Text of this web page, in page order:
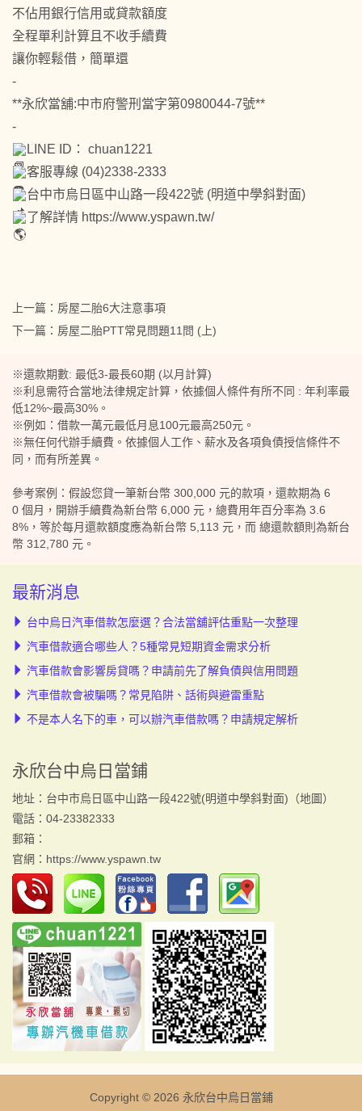
不佔用銀行信用或貸款額度
全程單利計算且不收手續費
讓你輕鬆借，簡單還
-
**永欣當舖:中市府警刑當字第0980044-7號**
-
LINE ID： chuan1221
客服專線 (04)2338-2333
台中市烏日區中山路一段422號 (明道中學斜對面)
了解詳情 https://www.yspawn.tw/
上一篇： 房屋二胎6大注意事項
下一篇： 房屋二胎PTT常見問題11問 (上)
※還款期數: 最低3-最長60期 (以月計算)
※利息需符合當地法律規定計算，依據個人條件有所不同 : 年利率最
低12%~最高30%。
※例如：借款一萬元最低月息100元最高250元。
※無任何代辦手續費。依據個人工作、薪水及各項負債授信條件不
同，而有所差異。
參考案例：假設您貸一筆新台幣 300,000 元的款項，還款期為 6
0 個月，開辦手續費為新台幣 6,000 元，總費用年百分率為 3.6
8%，等於每月還款額度應為新台幣 5,113 元，而 總還款額則為新台
幣 312,780 元。
最新消息
台中烏日汽車借款怎麼選？合法當舖評估重點一次整理
汽車借款適合哪些人？5種常見短期資金需求分析
汽車借款會影響房貸嗎？申請前先了解負債與信用問題
汽車借款會被騙嗎？常見陷阱、話術與避雷重點
不是本人名下的車，可以辦汽車借款嗎？申請規定解析
永欣台中烏日當鋪
地址：台中市烏日區中山路一段422號(明道中學斜對面)（地圖）
電話：04-23382333
郵箱：
官網： https://www.yspawn.tw
Copyright © 2026 永欣台中烏日當鋪